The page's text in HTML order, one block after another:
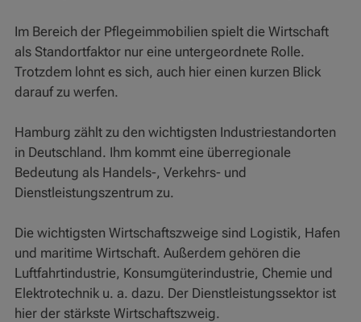
Im Bereich der Pflegeimmobilien spielt die Wirtschaft
als Standortfaktor nur eine untergeordnete Rolle.
Trotzdem lohnt es sich, auch hier einen kurzen Blick
darauf zu werfen.
Hamburg zählt zu den wichtigsten Industriestandorten
in Deutschland. Ihm kommt eine überregionale
Bedeutung als Handels-, Verkehrs- und
Dienstleistungszentrum zu.
Die wichtigsten Wirtschaftszweige sind Logistik, Hafen
und maritime Wirtschaft. Außerdem gehören die
Luftfahrtindustrie, Konsumgüterindustrie, Chemie und
Elektrotechnik u. a. dazu. Der Dienstleistungssektor ist
hier der stärkste Wirtschaftszweig.